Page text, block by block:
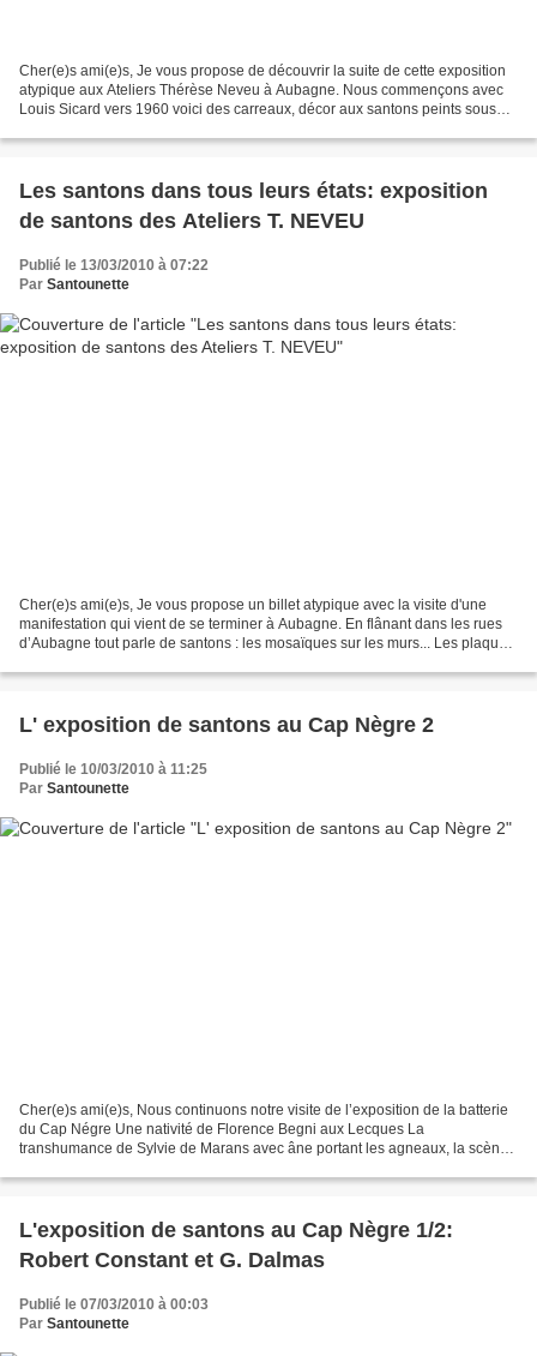
Cher(e)s ami(e)s, Je vous propose de découvrir la suite de cette exposition
atypique aux Ateliers Thérèse Neveu à Aubagne. Nous commençons avec
Louis Sicard vers 1960 voici des carreaux, décor aux santons peints sous
Les santons dans tous leurs états: exposition
de santons des Ateliers T. NEVEU
Publié le 13/03/2010 à 07:22
Par Santounette
Cher(e)s ami(e)s, Je vous propose un billet atypique avec la visite d'une
manifestation qui vient de se terminer à Aubagne. En flânant dans les rues
d’Aubagne tout parle de santons : les mosaïques sur les murs... Les plaques
L' exposition de santons au Cap Nègre 2
Publié le 10/03/2010 à 11:25
Par Santounette
Cher(e)s ami(e)s, Nous continuons notre visite de l’exposition de la batterie
du Cap Négre Une nativité de Florence Begni aux Lecques La
transhumance de Sylvie de Marans avec âne portant les agneaux, la scène
L'exposition de santons au Cap Nègre 1/2:
Robert Constant et G. Dalmas
Publié le 07/03/2010 à 00:03
Par Santounette